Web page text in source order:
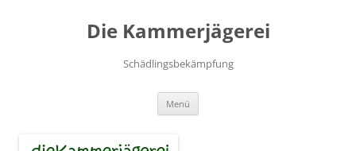
Die Kammerjägerei
Schädlingsbekämpfung
Menü